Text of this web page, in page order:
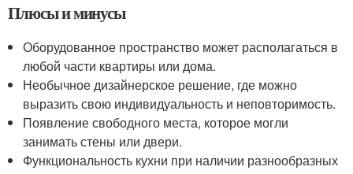
Плюсы и минусы
Оборудованное пространство может располагаться в
любой части квартиры или дома.
Необычное дизайнерское решение, где можно
выразить свою индивидуальность и неповторимость.
Появление свободного места, которое могли
занимать стены или двери.
Функциональность кухни при наличии разнообразных